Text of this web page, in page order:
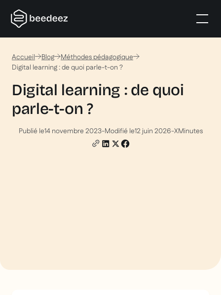
Accueil Blog
Méthodes pédagogique
Digital learning : de quoi parle-t-on ?
Digital learning : de quoi
parle-t-on ?
Publié le14 novembre 2023-Modifié le12 juin 2026-XMinutes